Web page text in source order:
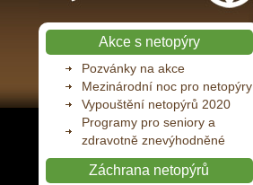
Akce s netopýry
Pozvánky na akce
Mezinárodní noc pro netopýry
Vypouštění netopýrů 2020
Programy pro seniory a
zdravotně znevýhodněné
Záchrana netopýrů